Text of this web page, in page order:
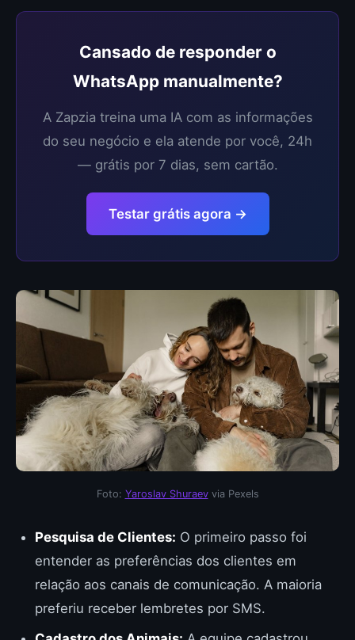
Cansado de responder o
WhatsApp manualmente?
A Zapzia treina uma IA com as informações
do seu negócio e ela atende por você, 24h
— grátis por 7 dias, sem cartão.
Testar grátis agora →
Foto: Yaroslav Shuraevvia Pexels
Pesquisa de Clientes: O primeiro passo foi
entender as preferências dos clientes em
relação aos canais de comunicação. A maioria
preferiu receber lembretes por SMS.